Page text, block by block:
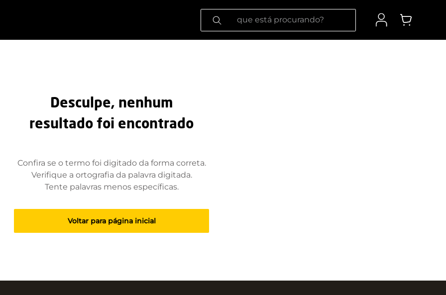
O que está procurando?
Desculpe, nenhum
resultado foi encontrado
Confira se o termo foi digitado da forma correta.
Verifique a ortografia da palavra digitada.
Tente palavras menos específicas.
Voltar para página inicial